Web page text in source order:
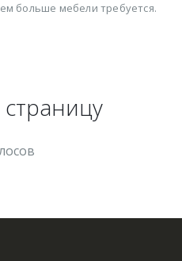
больше мебели требуется.